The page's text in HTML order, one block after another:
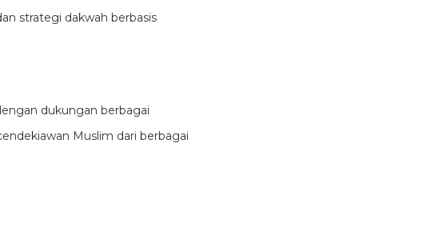
strategi dakwah berbasis
dukungan berbagai
Muslim dari berbagai